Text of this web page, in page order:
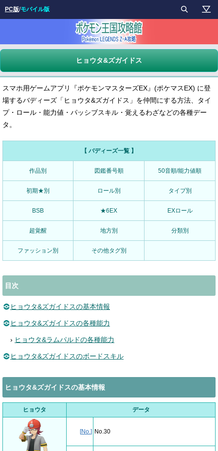
ヒョウタ&ズガイドス
スマホ用ゲームアプリ『ポケモンマスターズEX』(ポケマスEX) に登
場するバディーズ「ヒョウタ&ズガイドス」を仲間にする方法、タイ
プ・ロール・能力値・パッシブスキル・覚えるわざなどの各種デー
タ。
【 バディーズ一覧 】
作品別 図鑑番号順 50音順/能力値順
初期★別 ロール別 タイプ別
BSB ★6EX EXロール
超覚醒 地方別 分類別
ファッション別 その他タグ別
目次
ヒョウタ&ズガイドスの基本情報
ヒョウタ&ズガイドスの各種能力
› ヒョウタ&ラムパルドの各種能力
ヒョウタ&ズガイドスのボードスキル
ヒョウタ&ズガイドスの基本情報
ヒョウタ データ
[No.] No.30
PC版/モバイル版